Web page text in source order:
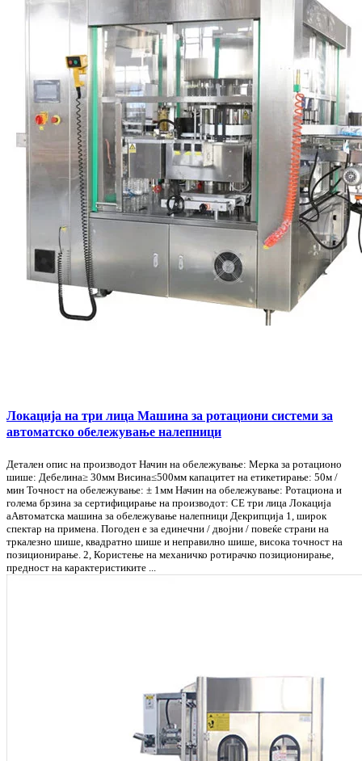
Локација на три лица Машина за ротациони системи за
автоматско обележување налепници
Детален опис на производот Начин на обележување: Мерка за ротационо
шише: Дебелина≥ 30мм Висина≤500мм капацитет на етикетирање: 50м /
мин Точност на обележување: ± 1мм Начин на обележување: Ротациона и
голема брзина за сертифицирање на производот: CE три лица Локација
aАвтоматска машина за обележување налепници Декрипција 1, широк
спектар на примена. Погоден е за единечни / двојни / повеќе страни на
тркалезно шише, квадратно шише и неправилно шише, висока точност на
позиционирање. 2, Користење на механичко ротирачко позиционирање,
предност на карактеристиките ...